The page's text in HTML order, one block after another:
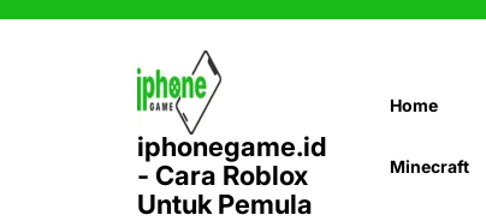
Skip
iphonegame.id
- Cara Roblox
Untuk Pemula
Home
Minecraft